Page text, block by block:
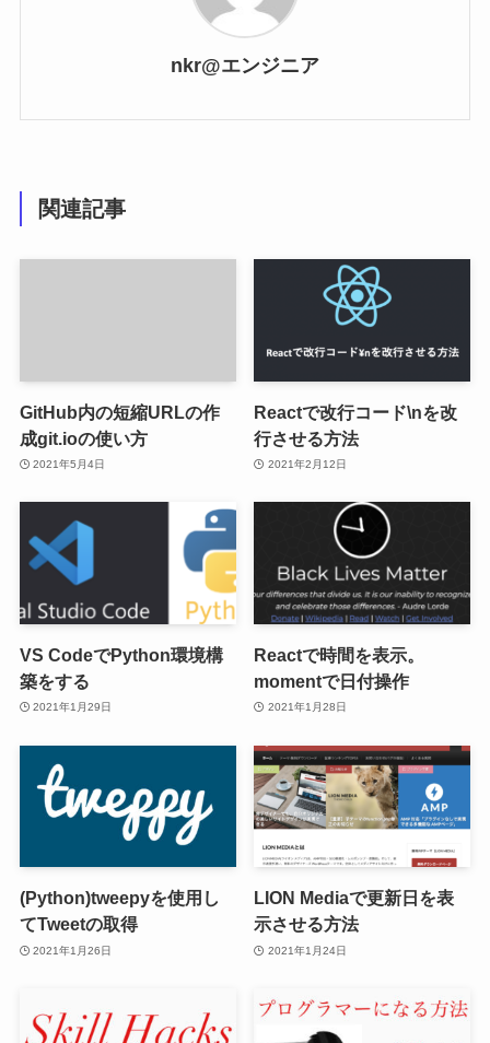
nkr@エンジニア
関連記事
GitHub内の短縮URLの作
成git.ioの使い方
2021年5月4日
Reactで改行コード\nを改
行させる方法
2021年2月12日
VS CodeでPython環境構
築をする
2021年1月29日
Reactで時間を表示。
momentで日付操作
2021年1月28日
(Python)tweepyを使用し
てTweetの取得
2021年1月26日
LION Mediaで更新日を表
示させる方法
2021年1月24日